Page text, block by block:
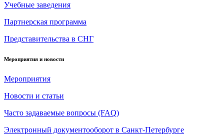
Учебные заведения
Партнерская программа
Представительства в СНГ
Мероприятия и новости
Мероприятия
Новости и статьи
Часто задаваемые вопросы (FAQ)
Электронный документооборот в Санкт-Петербурге